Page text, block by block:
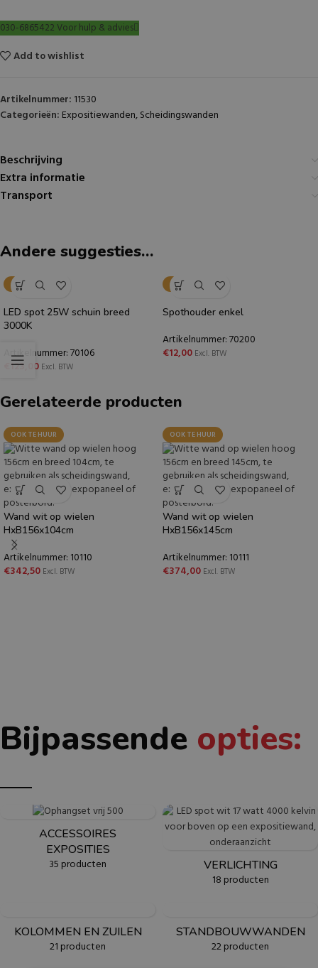
030-6865422 Voor hulp & advies
Add to wishlist
Artikelnummer: 11530
Categorieën: Expositiewanden,Scheidingswanden
Beschrijving
Extra informatie
Transport
Andere suggesties…
OOK TE HUUR
LED spot 25W schuin breed
3000K
Artikelnummer: 70106
123,00 Excl. BTW
OOK TE HUUR
Spothouder enkel
Artikelnummer: 70200
€12,00 Excl. BTW
Gerelateerde producten
OOK TE HUUR
Wand wit op wielen
HxB156x104cm
Artikelnummer: 10110
€342,50 Excl. BTW
OOK TE HUUR
Wand wit op wielen
HxB156x145cm
Artikelnummer: 10111
€374,00 Excl. BTW
Bijpassende opties:
ACCESSOIRES
EXPOSITIES
35 producten VERLICHTING
18 producten
KOLOMMEN EN ZUILEN
21 producten
STANDBOUWWANDEN
22 producten